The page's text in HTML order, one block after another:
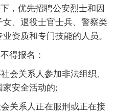
优先招聘公安烈士和因
、退役士官士兵、警察类
资质和专门技能的人员。
得报名：
关系人参加非法组织、
家安全活动的;
关系人正在服刑或正在接